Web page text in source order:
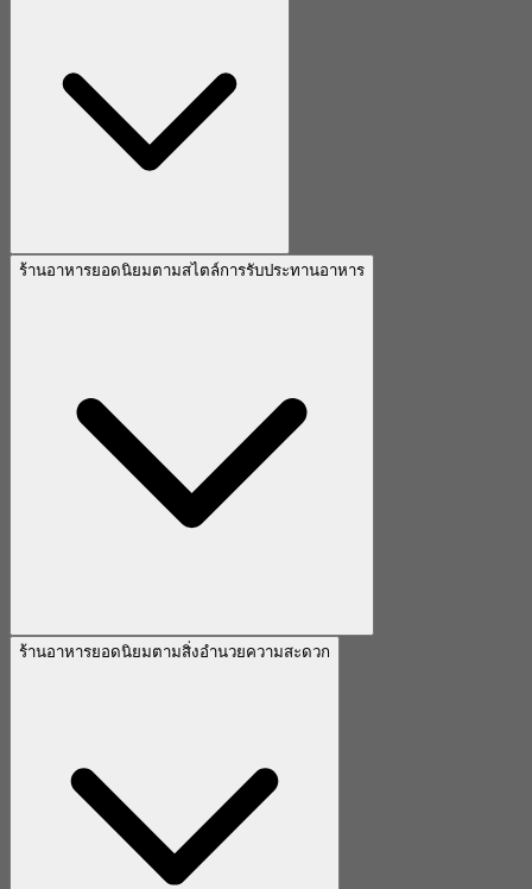
ร้านอาหารยอดนิยมตามสไตล์การรับประทานอาหาร
ร้านอาหารยอดนิยมตามสิ่งอำนวยความสะดวก